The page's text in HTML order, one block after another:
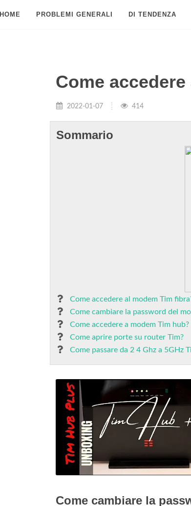
PROBLEMI GENERALI DI TENDENZA
Come
2022-01-07 414
Sommario
Come accedere al modem Tim
Come cambiare la password del
Come accedere a modem Tim hub?
Come aprire porte su router Tim?
Come passare da 2 4 Ghz a 5GHz
Come cambiare la